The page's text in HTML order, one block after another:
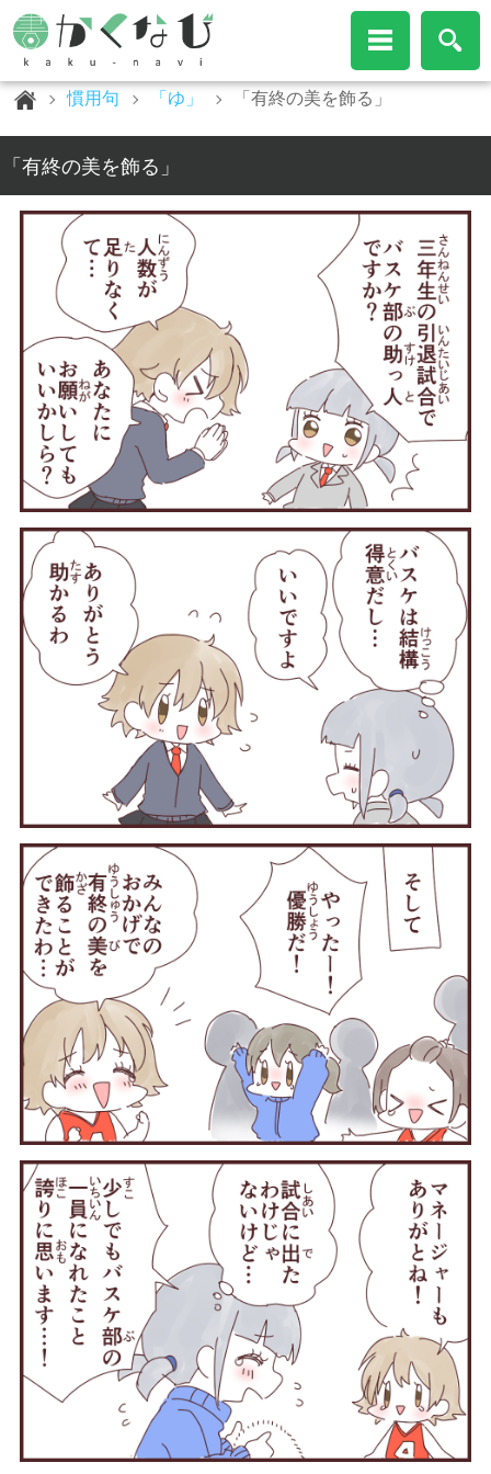
慣用句 「ゆ」 「有終の美を飾る」
「有終の美を飾る」